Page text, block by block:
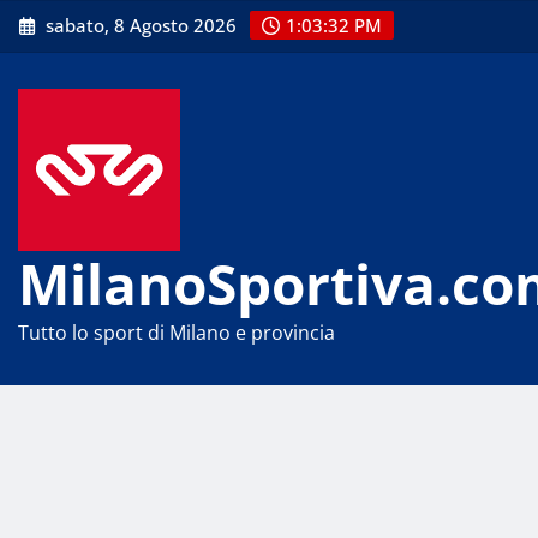
Skip
to
sabato, 8 Agosto 2026 1:03:32 PM
Tutto lo sport di Milano e provincia